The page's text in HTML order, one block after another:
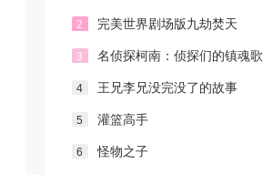
2 完美世界剧场版九劫焚天
3 名侦探柯南：侦探们的镇魂歌
4 王兄李兄没完没了的故事
5 灌篮高手
6 怪物之子